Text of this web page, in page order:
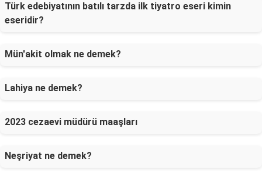
Türk edebiyatının batılı tarzda ilk tiyatro eseri kimin
eseridir?
Mün'akit olmak ne demek?
Lahiya ne demek?
2023 cezaevi müdürü maaşları
Neşriyat ne demek?